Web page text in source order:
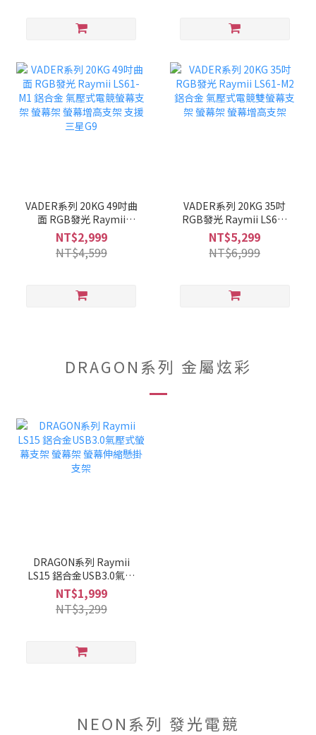
VADER系列 20KG 49吋曲
面 RGB發光 Raymii
LS61-M1 鋁合金 氣壓式電
競螢幕支架 螢幕架 螢幕增
高支架 支援三星G9
NT$2,999
NT$4,599
VADER系列 20KG 35吋
RGB發光 Raymii LS61-
M2 鋁合金 氣壓式電競雙
螢幕支架 螢幕架 螢幕增高
支架
NT$5,299
NT$6,999
DRAGON系列 金屬炫彩
DRAGON系列 Raymii
LS15 鋁合金USB3.0氣壓
式螢幕支架 螢幕架 螢幕伸
縮懸掛支架
NT$1,999
NT$3,299
NEON系列 發光電競